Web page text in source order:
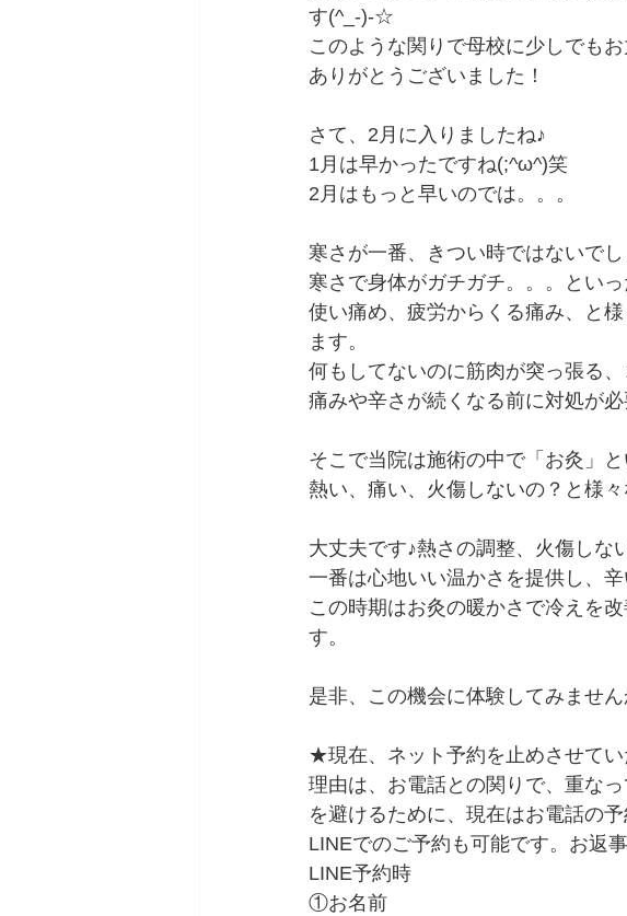
す(^_-)-☆
このような関りで母校に少しでも
ありがとうございました！
さて、2月に入りましたね♪
1月は早かったですね(;^ω^)笑
2月はもっと早いのでは。。。
寒さが一番、きつい時ではないでし
寒さで身体がガチガチ。。。とい
使い痛め、疲労からくる痛み、と
ます。
何もしてないのに筋肉が突っ張る、
痛みや辛さが続くなる前に対処が
そこで当院は施術の中で「お灸」と
熱い、痛い、火傷しないの？と様
大丈夫です♪熱さの調整、火傷しな
一番は心地いい温かさを提供し、
この時期はお灸の暖かさで冷えを
す。
是非、この機会に体験してみません
★現在、ネット予約を止めさせてい
理由は、お電話との関りで、重な
を避けるために、現在はお電話の予
LINEでのご予約も可能です。お返
LINE予約時
①お名前